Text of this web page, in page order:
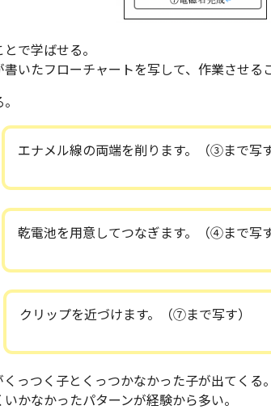
で学ばせる。
いたフローチャートを写して、作業させる
エナメル線の両端を削ります。（③まで写す
乾電池を用意してつなぎます。（④まで写す
クリップを近づけます。（⑦まで写す）
くっつく子とくっつかなかった子が出てく
かなかったパターンが経験から多い。